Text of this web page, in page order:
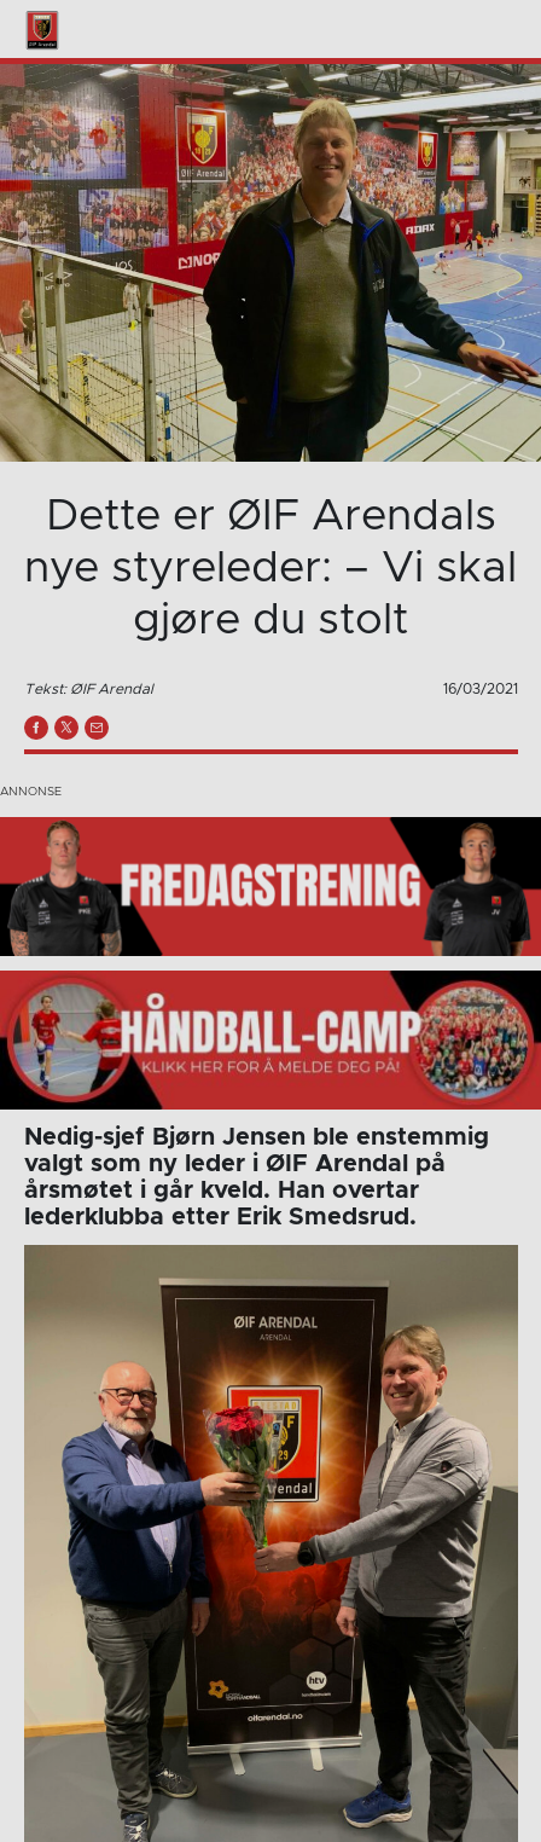
Dette er ØIF Arendals
nye styreleder: – Vi skal
gjøre du stolt
Tekst: ØIF Arendal 16/03/2021
Nedig-sjef Bjørn Jensen ble enstemmig
valgt som ny leder i ØIF Arendal på
årsmøtet i går kveld. Han overtar
lederklubba etter Erik Smedsrud.